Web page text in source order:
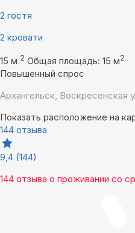
2 гостя
2 кровати
15 м 2 Общая площадь: 15 м2
Повышенный спрос
Архангельск, Воскресенская
Показать расположение на
144 отзыва
9,4 (144)
144 отзыва о проживании со